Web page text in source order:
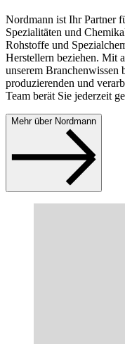
Nordmann ist Ihr Partner
Spezialitäten und
Rohstoffe und
Herstellern beziehen. Mit
unserem
produzierenden und
Team berät Sie jederzeit
Mehr über Nordmann